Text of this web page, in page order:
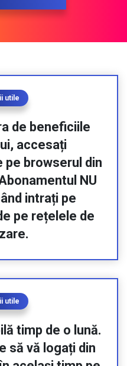
NU
utile
timp de o lună.
să vă logați din
același timp pe
uri.
DIN
AU FOST
A LUNGUL
CELE MAI
ZIARE ȘI